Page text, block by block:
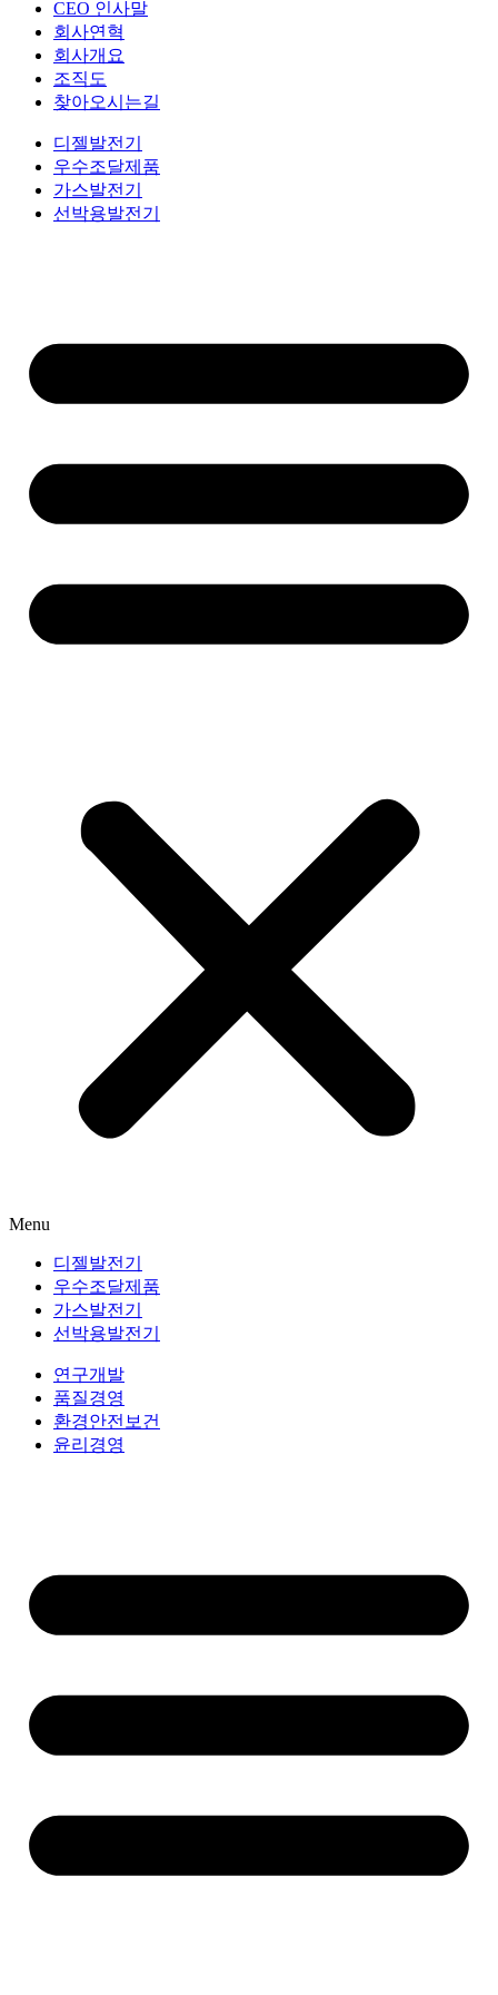
CEO 인사말
회사연혁
회사개요
조직도
찾아오시는길
디젤발전기
우수조달제품
가스발전기
선박용발전기
Menu
디젤발전기
우수조달제품
가스발전기
선박용발전기
연구개발
품질경영
환경안전보건
윤리경영